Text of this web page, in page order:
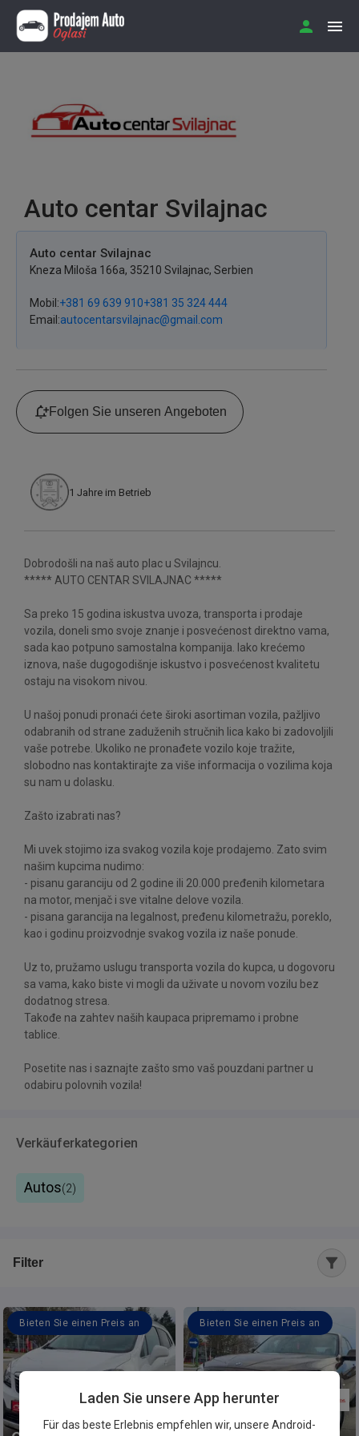
Auto centar Svilajnac
Auto centar Svilajnac
Kneza Miloša 166a, 35210 Svilajnac, Serbien
Mobil +381 69 639 910+381 35 324 444
Email autocentarsvilajnac@gmail.com
Folgen Sie unseren Angeboten
1 Jahre im Betrieb
Dobrodošli na naš auto plac u Svilajncu.
***** AUTO CENTAR SVILAJNAC *****
Sa preko 15 godina iskustva uvoza, transporta i prodaje
vozila, doneli smo svoje znanje i posvećenost direktno vama,
sada kao potpuno samostalna kompanija. Iako krećemo
iznova, naše dugogodišnje iskustvo i posvećenost kvalitetu
ostaju na visokom nivou.
U našoj ponudi pronaći ćete široki asortiman vozila, pažljivo
odabranih od strane zaduženih stručnih lica kako bi zadovoljili
vaše potrebe. Ukoliko ne pronađete vozilo koje tražite,
slobodno nas kontaktirajte za više informacija o vozilima koja
su nam u dolasku.
Zašto izabrati nas?
Mi uvek stojimo iza svakog vozila koje prodajemo. Zato svim
našim kupcima nudimo:
- pisanu garanciju od 2 godine ili 20.000 pređenih kilometara
na motor, menjač i sve vitalne delove vozila.
- pisana garancija na legalnost, pređenu kilometražu, poreklo,
kao i godinu proizvodnje svakog vozila iz naše ponude.
Uz to, pružamo uslugu transporta vozila do kupca, u dogovoru
sa vama, kako biste vi mogli da uživate u novom vozilu bez
dodatnog stresa.
Takođe na zahtev naših kaupaca pripremamo i probne
tablice.
Posetite nas i saznajte zašto smo vaš pouzdani partner u
odabiru polovnih vozila!
Verkäuferkategorien
Autos(2)
Filter
Bieten Sie einen Preis an Bieten Sie einen Preis an
Laden Sie unsere App herunter
Für das beste Erlebnis empfehlen wir, unsere Android-